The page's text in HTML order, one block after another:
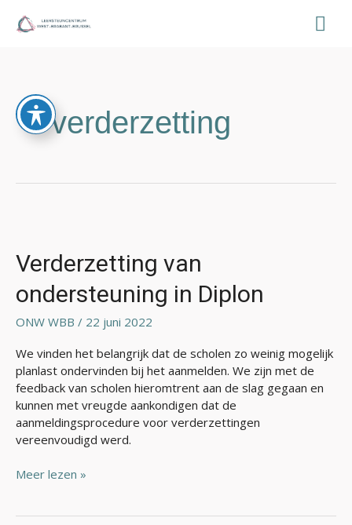
naar
verderzetting
Verderzetting van
ondersteuning in Diplon
ONW WBB / 22 juni 2022
We vinden het belangrijk dat de scholen zo weinig mogelijk
planlast ondervinden bij het aanmelden. We zijn met de
feedback van scholen hieromtrent aan de slag gegaan en
kunnen met vreugde aankondigen dat de
aanmeldingsprocedure voor verderzettingen
vereenvoudigd werd.
ondersteuning
in
Diplon
Meer lezen »